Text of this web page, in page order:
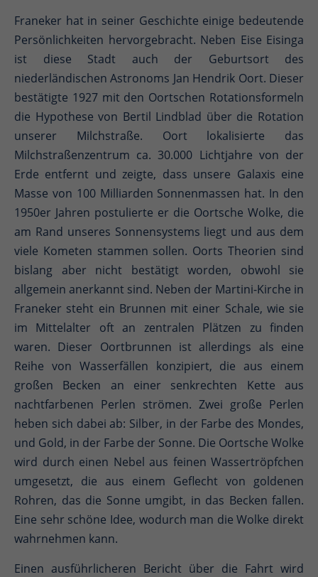
Franeker hat in seiner Geschichte einige bedeutende
Persönlichkeiten hervorgebracht. Neben Eise Eisinga
ist diese Stadt auch der Geburtsort des
niederländischen Astronoms Jan Hendrik Oort. Dieser
bestätigte 1927 mit den Oortschen Rotationsformeln
die Hypothese von Bertil Lindblad über die Rotation
unserer Milchstraße. Oort lokalisierte das
Milchstraßenzentrum ca. 30.000 Lichtjahre von der
Erde entfernt und zeigte, dass unsere Galaxis eine
Masse von 100 Milliarden Sonnenmassen hat. In den
1950er Jahren postulierte er die Oortsche Wolke, die
am Rand unseres Sonnensystems liegt und aus dem
viele Kometen stammen sollen. Oorts Theorien sind
bislang aber nicht bestätigt worden, obwohl sie
allgemein anerkannt sind. Neben der Martini-Kirche in
Franeker steht ein Brunnen mit einer Schale, wie sie
im Mittelalter oft an zentralen Plätzen zu finden
waren. Dieser Oortbrunnen ist allerdings als eine
Reihe von Wasserfällen konzipiert, die aus einem
großen Becken an einer senkrechten Kette aus
nachtfarbenen Perlen strömen. Zwei große Perlen
heben sich dabei ab: Silber, in der Farbe des Mondes,
und Gold, in der Farbe der Sonne. Die Oortsche Wolke
wird durch einen Nebel aus feinen Wassertröpfchen
umgesetzt, die aus einem Geflecht von goldenen
Rohren, das die Sonne umgibt, in das Becken fallen.
Eine sehr schöne Idee, wodurch man die Wolke direkt
wahrnehmen kann.
Einen ausführlicheren Bericht über die Fahrt wird